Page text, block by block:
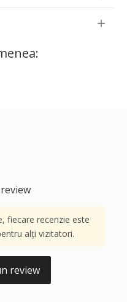
fiecare recenzie este
alți vizitatori.
review